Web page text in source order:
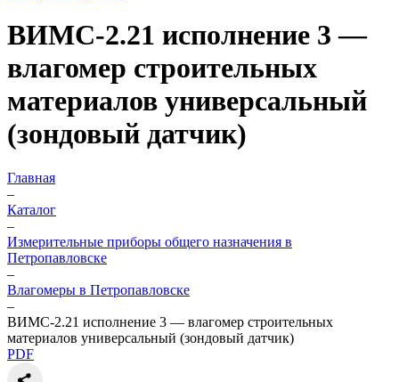
ВИМС-2.21 исполнение 3 —
влагомер строительных
материалов универсальный
(зондовый датчик)
Главная
–
Каталог
–
Измерительные приборы общего назначения в
Петропавловске
–
Влагомеры в Петропавловске
–
ВИМС-2.21 исполнение 3 — влагомер строительных
материалов универсальный (зондовый датчик)
PDF